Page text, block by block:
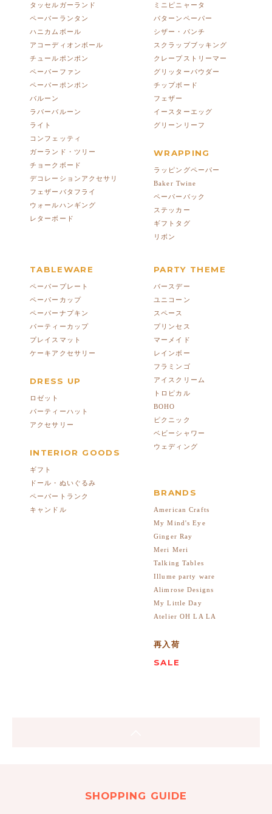
タッセルガーランド
ペーパーランタン
ハニカムボール
アコーディオンボール
チュールポンポン
ペーパーファン
ペーパーポンポン
バルーン
ラバーバルーン
ライト
コンフェッティ
ガーランド・ツリー
チョークボード
デコレーションアクセサリ
フェザーバタフライ
ウォールハンギング
レターボード
ミニピニャータ
パターンペーパー
シザー・パンチ
スクラップブッキング
クレープストリーマー
グリッターパウダー
チップボード
フェザー
イースターエッグ
グリーンリーフ
WRAPPING
ラッピングペーパー
Baker Twine
ペーパーバック
ステッカー
ギフトタグ
リボン
TABLEWARE
ペーパープレート
ペーパーカップ
ペーパーナプキン
パーティーカップ
プレイスマット
ケーキアクセサリー
DRESS UP
ロゼット
パーティーハット
アクセサリー
INTERIOR GOODS
ギフト
ドール・ぬいぐるみ
ペーパートランク
キャンドル
PARTY THEME
バースデー
ユニコーン
スペース
プリンセス
マーメイド
レインボー
フラミンゴ
アイスクリーム
トロピカル
BOHO
ピクニック
ベビーシャワー
ウェディング
BRANDS
American Crafts
My Mind's Eye
Ginger Ray
Meri Meri
Talking Tables
Illume party ware
Alimrose Designs
My Little Day
Atelier OH LA LA
再入荷
SALE
SHOPPING GUIDE